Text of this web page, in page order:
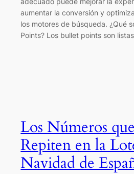
aumentar la conversión y
los motores de búsqueda. ¿Qué
Points? Los bullet points son
Los Números
Repiten en la
Navidad de